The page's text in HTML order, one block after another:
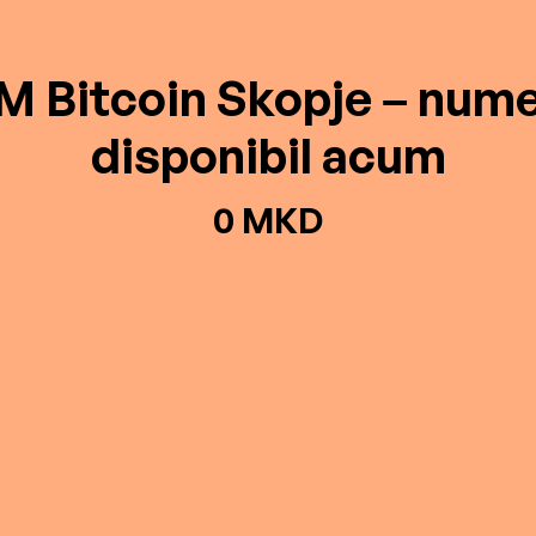
Bitcoin Skopje –
disponibil acum
0 MKD